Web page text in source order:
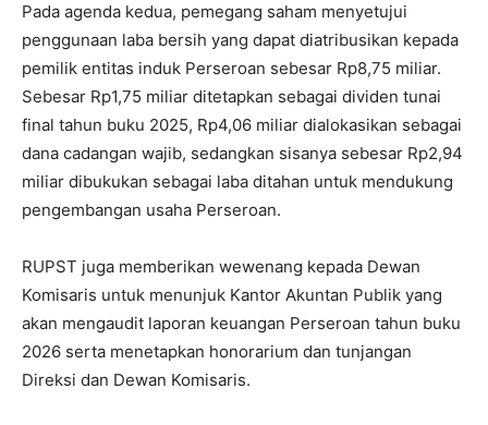
Pada agenda kedua, pemegang saham menyetujui
penggunaan laba bersih yang dapat diatribusikan kepada
pemilik entitas induk Perseroan sebesar Rp8,75 miliar.
Sebesar Rp1,75 miliar ditetapkan sebagai dividen tunai
final tahun buku 2025, Rp4,06 miliar dialokasikan sebagai
dana cadangan wajib, sedangkan sisanya sebesar Rp2,94
miliar dibukukan sebagai laba ditahan untuk mendukung
pengembangan usaha Perseroan.
RUPST juga memberikan wewenang kepada Dewan
Komisaris untuk menunjuk Kantor Akuntan Publik yang
akan mengaudit laporan keuangan Perseroan tahun buku
2026 serta menetapkan honorarium dan tunjangan
Direksi dan Dewan Komisaris.